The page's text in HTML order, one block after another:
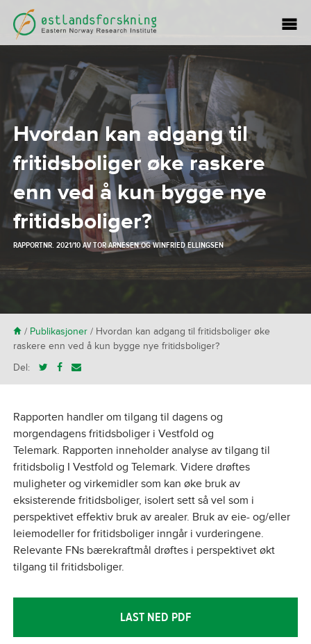
Hvordan kan adgang til
fritidsboliger øke raskere
enn ved å kun bygge nye
fritidsboliger?
RAPPORTNR. 2021/10 AVTOR ARNESENOGWINFRIED ELLINGSEN
H/ Publikasjoner/ Hvordan kan adgang til fritidsboliger øke
raskere enn ved å kun bygge nye fritidsboliger?
Del:
Rapporten handler om tilgang til dagens og
morgendagens fritidsboliger i Vestfold og
Telemark. Rapporten inneholder analyse av tilgang til
fritidsbolig I Vestfold og Telemark. Videre drøftes
muligheter og virkemidler som kan øke bruk av
eksisterende fritidsboliger, isolert sett så vel som i
perspektivet effektiv bruk av arealer. Bruk av eie- og/eller
leiemodeller for fritidsboliger inngår i vurderingene.
Relevante FNs bærekraftmål drøftes i perspektivet økt
tilgang til fritidsboliger.
LAST NED PDF